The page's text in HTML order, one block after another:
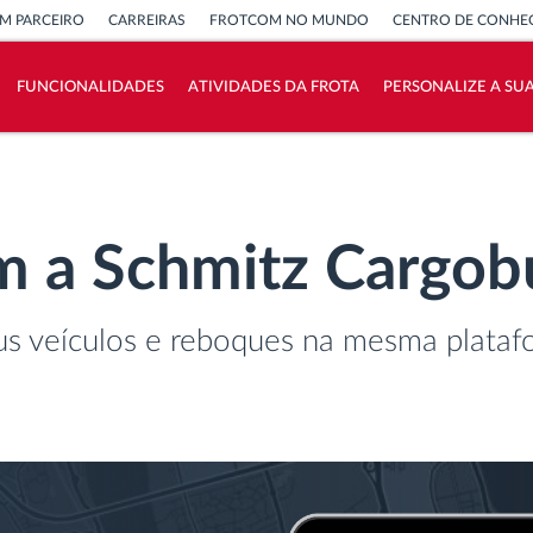
PARCEIRO CARREIRAS FROTCOM NO MUNDO CENTRO DE
FUNCIONALIDADES ATIVIDADES DA FROTA PERSONALIZE A
Calculadora de Benefícios
a Schmitz
veículos e reboques na mesma